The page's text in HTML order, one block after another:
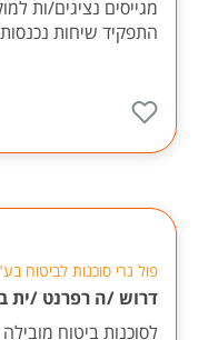
מגייסים נציגים/ות
התפקיד שיחות
פול גרי סוכנות לביטוח
דרוש /ה רפרנט /ית